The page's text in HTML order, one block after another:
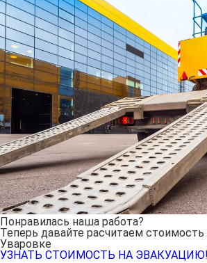
Понравилась наша работа?
Теперь давайте расчитаем стоимость
Уваровке
УЗНАТЬ СТОИМОСТЬ НА ЭВАКУАЦИЮ!